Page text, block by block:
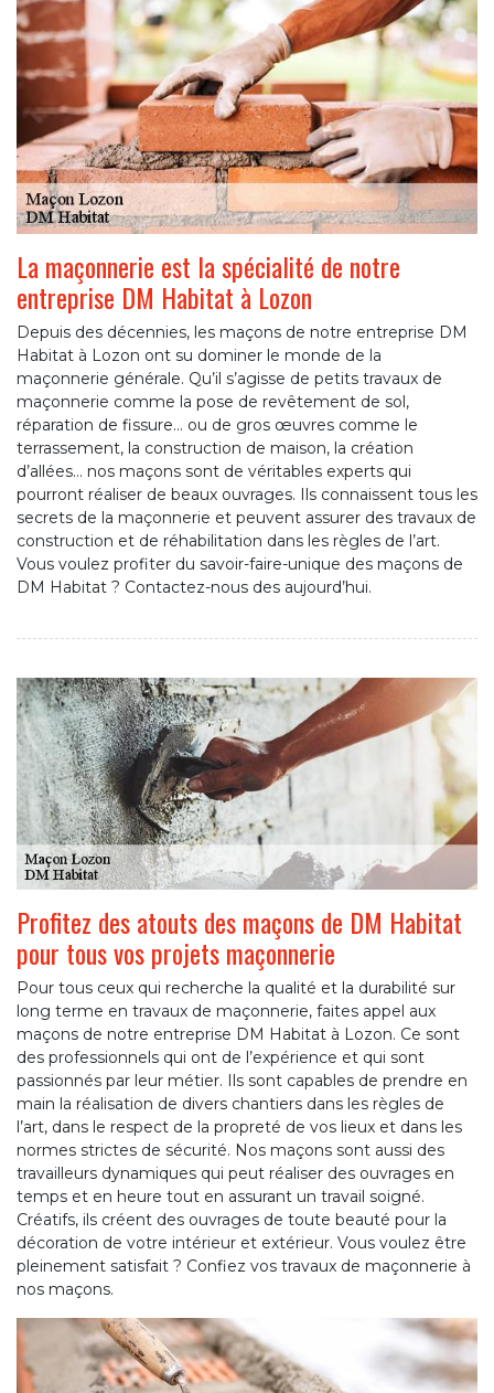
La maçonnerie est la spécialité de notre
entreprise DM Habitat à Lozon
Depuis des décennies, les maçons de notre entreprise DM
Habitat à Lozon ont su dominer le monde de la
maçonnerie générale. Qu’il s’agisse de petits travaux de
maçonnerie comme la pose de revêtement de sol,
réparation de fissure… ou de gros œuvres comme le
terrassement, la construction de maison, la création
d’allées… nos maçons sont de véritables experts qui
pourront réaliser de beaux ouvrages. Ils connaissent tous les
secrets de la maçonnerie et peuvent assurer des travaux de
construction et de réhabilitation dans les règles de l’art.
Vous voulez profiter du savoir-faire-unique des maçons de
DM Habitat ? Contactez-nous des aujourd’hui.
Profitez des atouts des maçons de DM Habitat
pour tous vos projets maçonnerie
Pour tous ceux qui recherche la qualité et la durabilité sur
long terme en travaux de maçonnerie, faites appel aux
maçons de notre entreprise DM Habitat à Lozon. Ce sont
des professionnels qui ont de l’expérience et qui sont
passionnés par leur métier. Ils sont capables de prendre en
main la réalisation de divers chantiers dans les règles de
l’art, dans le respect de la propreté de vos lieux et dans les
normes strictes de sécurité. Nos maçons sont aussi des
travailleurs dynamiques qui peut réaliser des ouvrages en
temps et en heure tout en assurant un travail soigné.
Créatifs, ils créent des ouvrages de toute beauté pour la
décoration de votre intérieur et extérieur. Vous voulez être
pleinement satisfait ? Confiez vos travaux de maçonnerie à
nos maçons.